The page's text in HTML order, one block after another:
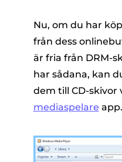
Nu, om du har
från dess
är fria från DRM-
har sådana, kan
dem till CD-skivor
mediaspelare app.